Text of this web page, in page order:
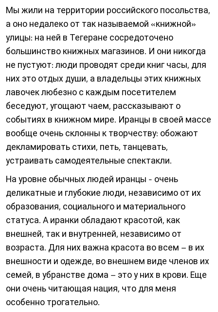
Мы жили на территории российского посольства,
а оно недалеко от так называемой «книжной»
улицы: на ней в Тегеране сосредоточено
большинство книжных магазинов. И они никогда
не пустуют: люди проводят среди книг часы, для
них это отдых души, а владельцы этих книжных
лавочек любезно с каждым посетителем
беседуют, угощают чаем, рассказывают о
событиях в книжном мире. Иранцы в своей массе
вообще очень склонны к творчеству: обожают
декламировать стихи, петь, танцевать,
устраивать самодеятельные спектакли.
На уровне обычных людей иранцы - очень
деликатные и глубокие люди, независимо от их
образования, социального и материального
статуса. А иранки обладают красотой, как
внешней, так и внутренней, независимо от
возраста. Для них важна красота во всем – в их
внешности и одежде, во внешнем виде членов их
семей, в убранстве дома – это у них в крови. Еще
они очень читающая нация, что для меня
особенно трогательно.